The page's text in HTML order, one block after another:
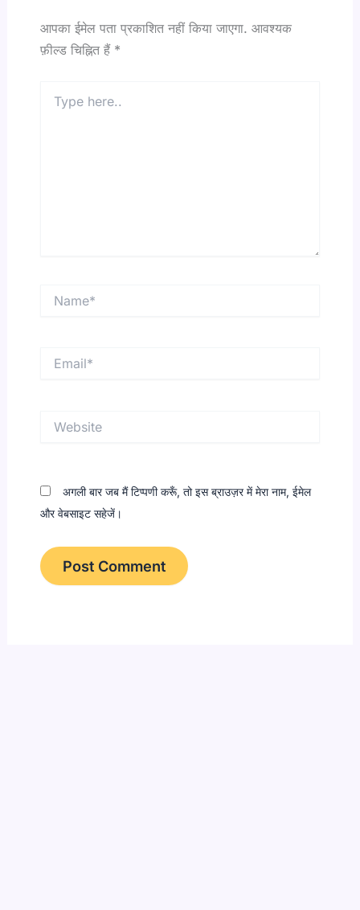
आपका ईमेल पता प्रकाशित नहीं किया जाएगा. आवश्यक
फ़ील्ड चिह्नित हैं *
here..
अगली बार जब मैं टिप्पणी करूँ, तो इस ब्राउज़र में मेरा नाम, ईमेल
और वेबसाइट सहेजें।